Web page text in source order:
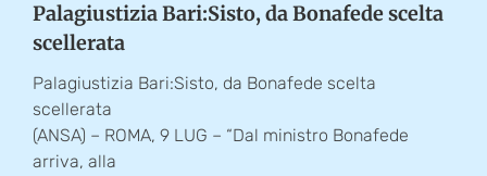
Palagiustizia Bari:Sisto, da Bonafede scelta
scellerata
Palagiustizia Bari:Sisto, da Bonafede scelta
scellerata
(ANSA) – ROMA, 9 LUG – “Dal ministro Bonafede
arriva, alla